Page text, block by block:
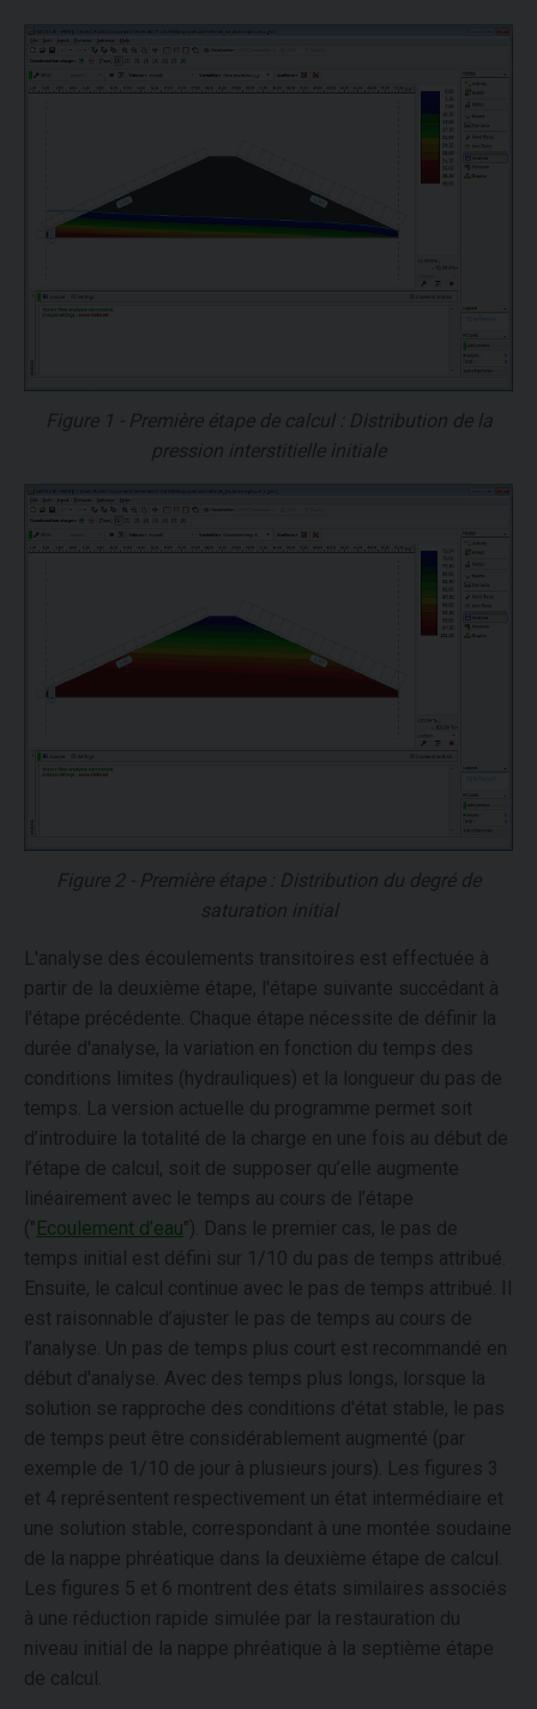
Figure 1 - Première étape de calcul : Distribution de la
pression interstitielle initiale
Figure 2 - Première étape : Distribution du degré de
saturation initial
L'analyse des écoulements transitoires est effectuée à
partir de la deuxième étape, l'étape suivante succédant à
l'étape précédente. Chaque étape nécessite de définir la
durée d'analyse, la variation en fonction du temps des
conditions limites (hydrauliques) et la longueur du pas de
temps. La version actuelle du programme permet soit
d’introduire la totalité de la charge en une fois au début de
l’étape de calcul, soit de supposer qu’elle augmente
linéairement avec le temps au cours de l’étape
("Ecoulement d’eau"). Dans le premier cas, le pas de
temps initial est défini sur 1/10 du pas de temps attribué.
Ensuite, le calcul continue avec le pas de temps attribué. Il
est raisonnable d’ajuster le pas de temps au cours de
l’analyse. Un pas de temps plus court est recommandé en
début d'analyse. Avec des temps plus longs, lorsque la
solution se rapproche des conditions d'état stable, le pas
de temps peut être considérablement augmenté (par
exemple de 1/10 de jour à plusieurs jours). Les figures 3
et 4 représentent respectivement un état intermédiaire et
une solution stable, correspondant à une montée soudaine
de la nappe phréatique dans la deuxième étape de calcul.
Les figures 5 et 6 montrent des états similaires associés
à une réduction rapide simulée par la restauration du
niveau initial de la nappe phréatique à la septième étape
de calcul.